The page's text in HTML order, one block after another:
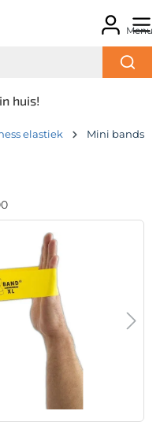
Menu
huis!
elastiek
Mini bands